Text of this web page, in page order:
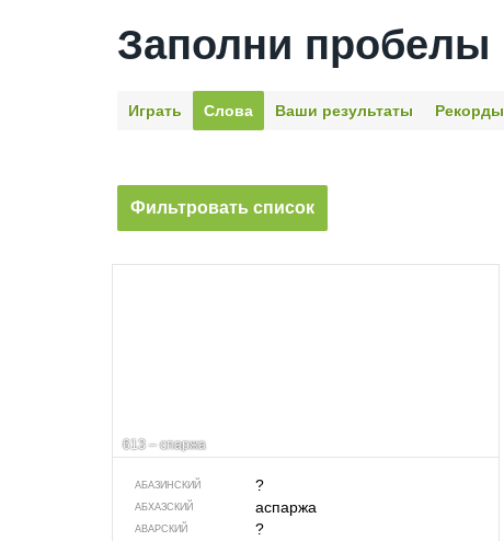
Заполни пробелы
Играть Слова Ваши результаты Рекорды
Фильтровать список
613 – спаржа
АБАЗИНСКИЙ ?
АБХАЗСКИЙ аспаржа
АВАРСКИЙ ?